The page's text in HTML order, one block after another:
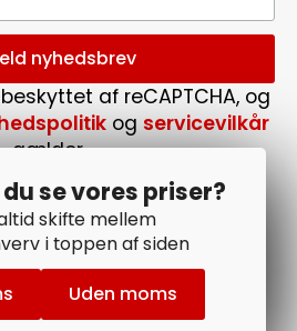
af reCAPTCHA, og
og servicevilkår
gælder.
Facebook
se vores priser?
skifte mellem
i toppen af siden
Uden moms